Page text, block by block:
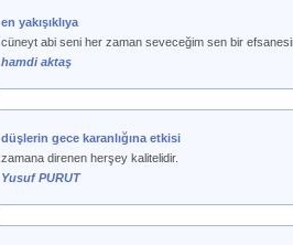
en yakışıklıya
cüneyt abi seni her zaman seveceğim sen bir
hamdi aktaş
düşlerin gece karanlığına etkisi
zamana direnen herşey kalitelidir.
Yusuf PURUT